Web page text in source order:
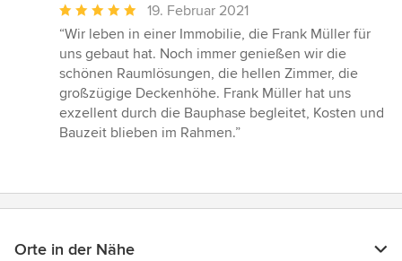
Durchschnittliche
Bewertung:
5
von
5
Sternen
19. Februar 2021
“Wir leben in einer Immobilie, die Frank Müller für
uns gebaut hat. Noch immer genießen wir die
schönen Raumlösungen, die hellen Zimmer, die
großzügige Deckenhöhe. Frank Müller hat uns
exzellent durch die Bauphase begleitet, Kosten und
Bauzeit blieben im Rahmen.”
Orte in der Nähe